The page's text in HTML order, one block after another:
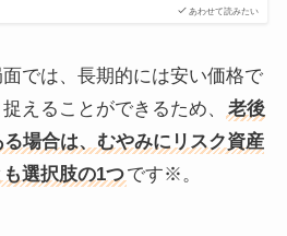
あわせて読みたい
では、長期的には安い価格で
えることができるため、
老後
場合は、むやみにリスク資産
選択肢の1つです※。